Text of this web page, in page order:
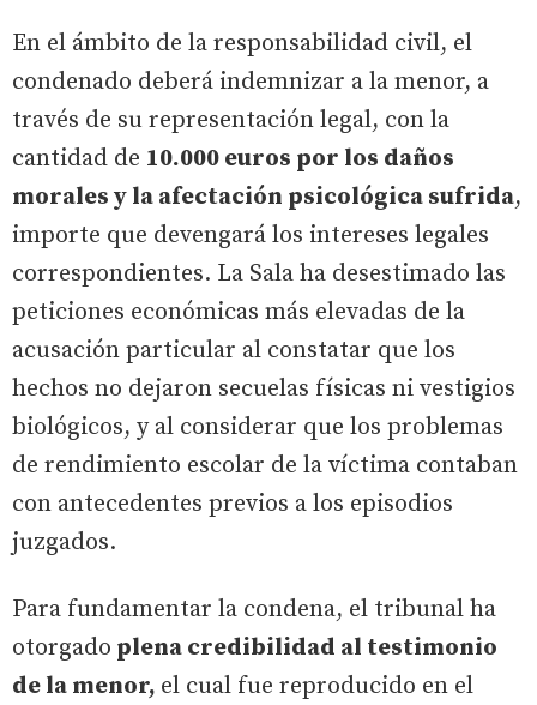
En el ámbito de la responsabilidad civil, el
condenado deberá indemnizar a la menor, a
través de su representación legal, con la
cantidad de 10.000 euros por los daños
morales y la afectación psicológica sufrida,
importe que devengará los intereses legales
correspondientes. La Sala ha desestimado las
peticiones económicas más elevadas de la
acusación particular al constatar que los
hechos no dejaron secuelas físicas ni vestigios
biológicos, y al considerar que los problemas
de rendimiento escolar de la víctima contaban
con antecedentes previos a los episodios
juzgados.
Para fundamentar la condena, el tribunal ha
otorgado plena credibilidad al testimonio
de la menor, el cual fue reproducido en el